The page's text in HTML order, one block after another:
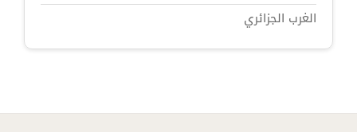
الغرب الجزائري